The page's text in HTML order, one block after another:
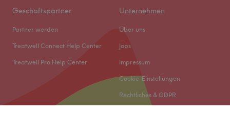
Geschäftspartner
Partner werden
Treatwell Connect Help Center
Treatwell Pro Help Center
Unternehmen
Über uns
Jobs
Impressum
Cookie-Einstellungen
Rechtliches & GDPR